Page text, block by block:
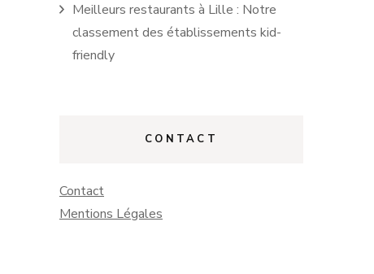
Meilleurs restaurants à Lille : Notre
classement des établissements kid-
friendly
CONTACT
Contact
Mentions Légales